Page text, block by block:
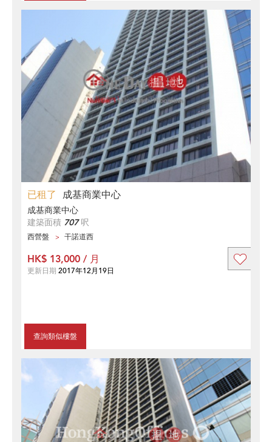
已租了 成基商業中心
成基商業中心
建築面積 707呎
西營盤 干諾道西
查詢類似樓盤
HK$ 13,000 / 月
更新日期 2017年12月19日